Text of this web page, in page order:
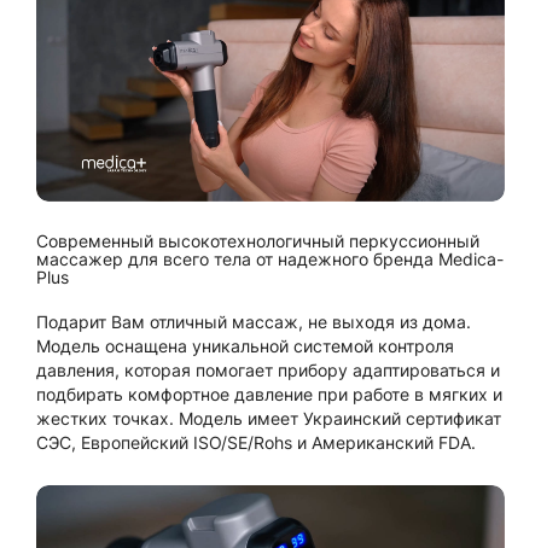
Современный высокотехнологичный перкуссионный
массажер для всего тела от надежного бренда Medica-
Plus
Подарит Вам отличный массаж, не выходя из дома.
Модель оснащена уникальной системой контроля
давления, которая помогает прибору адаптироваться и
подбирать комфортное давление при работе в мягких и
жестких точках. Модель имеет Украинский сертификат
СЭС, Европейский ISO/SE/Rohs и Американский FDA.